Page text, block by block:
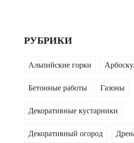
РУБРИКИ
Альпийские горки
Бетонные работы Газоны
Декоративные кустарники
Декоративный огород